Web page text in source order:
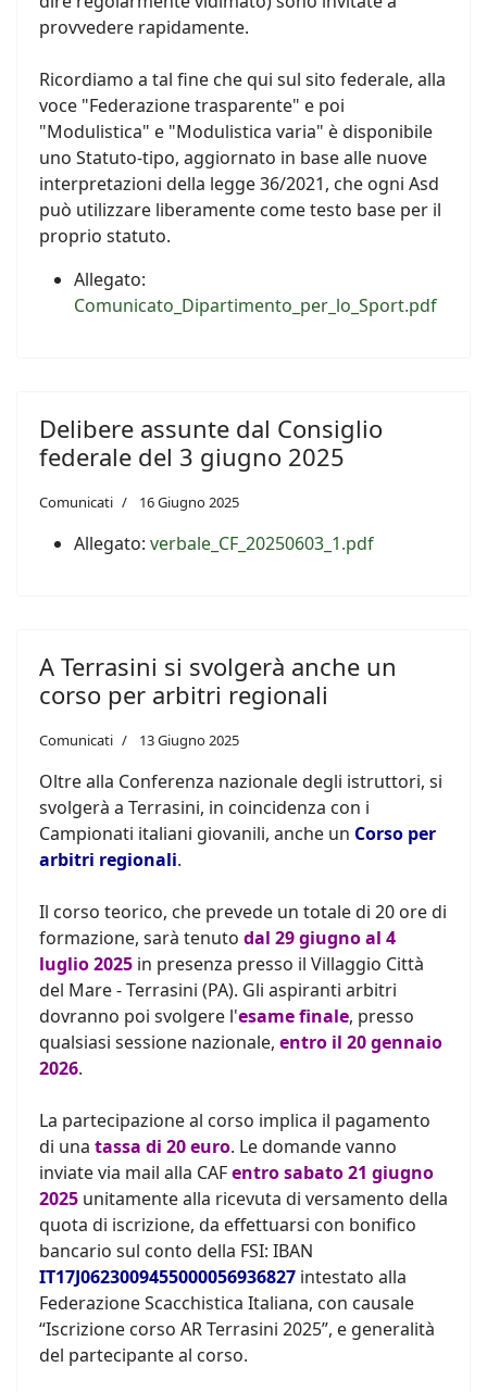
provvedere rapidamente.
Ricordiamo a tal fine che qui sul sito federale, alla
voce "Federazione trasparente" e poi
"Modulistica" e "Modulistica varia" è disponibile
uno Statuto-tipo, aggiornato in base alle nuove
interpretazioni della legge 36/2021, che ogni Asd
può utilizzare liberamente come testo base per il
proprio statuto.
Allegato:
Comunicato_Dipartimento_per_lo_Sport.pdf
Delibere assunte dal Consiglio
federale del 3 giugno 2025
Comunicati 16 Giugno 2025
Allegato: verbale_CF_20250603_1.pdf
A Terrasini si svolgerà anche un
corso per arbitri regionali
Comunicati 13 Giugno 2025
Oltre alla Conferenza nazionale degli istruttori, si
svolgerà a Terrasini, in coincidenza con i
Campionati italiani giovanili, anche un Corso per
arbitri regionali.
Il corso teorico, che prevede un totale di 20 ore di
formazione, sarà tenuto dal 29 giugno al 4
luglio 2025 in presenza presso il Villaggio Città
del Mare - Terrasini (PA). Gli aspiranti arbitri
dovranno poi svolgere l'esame finale, presso
qualsiasi sessione nazionale, entro il 20 gennaio
2026.
La partecipazione al corso implica il pagamento
di una tassa di 20 euro. Le domande vanno
inviate via mail alla CAFentro sabato 21 giugno
2025 unitamente alla ricevuta di versamento della
quota di iscrizione, da effettuarsi con bonifico
bancario sul conto della FSI: IBAN
IT17J0623009455000056936827 intestato alla
Federazione Scacchistica Italiana, con causale
“Iscrizione corso AR Terrasini 2025”, e generalità
del partecipante al corso.